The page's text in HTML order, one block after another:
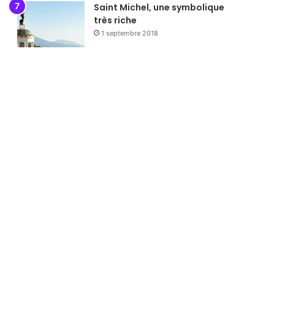
Saint Michel, une symbolique
très riche
1 septembre 2018